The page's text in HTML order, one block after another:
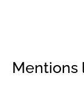
Mentions